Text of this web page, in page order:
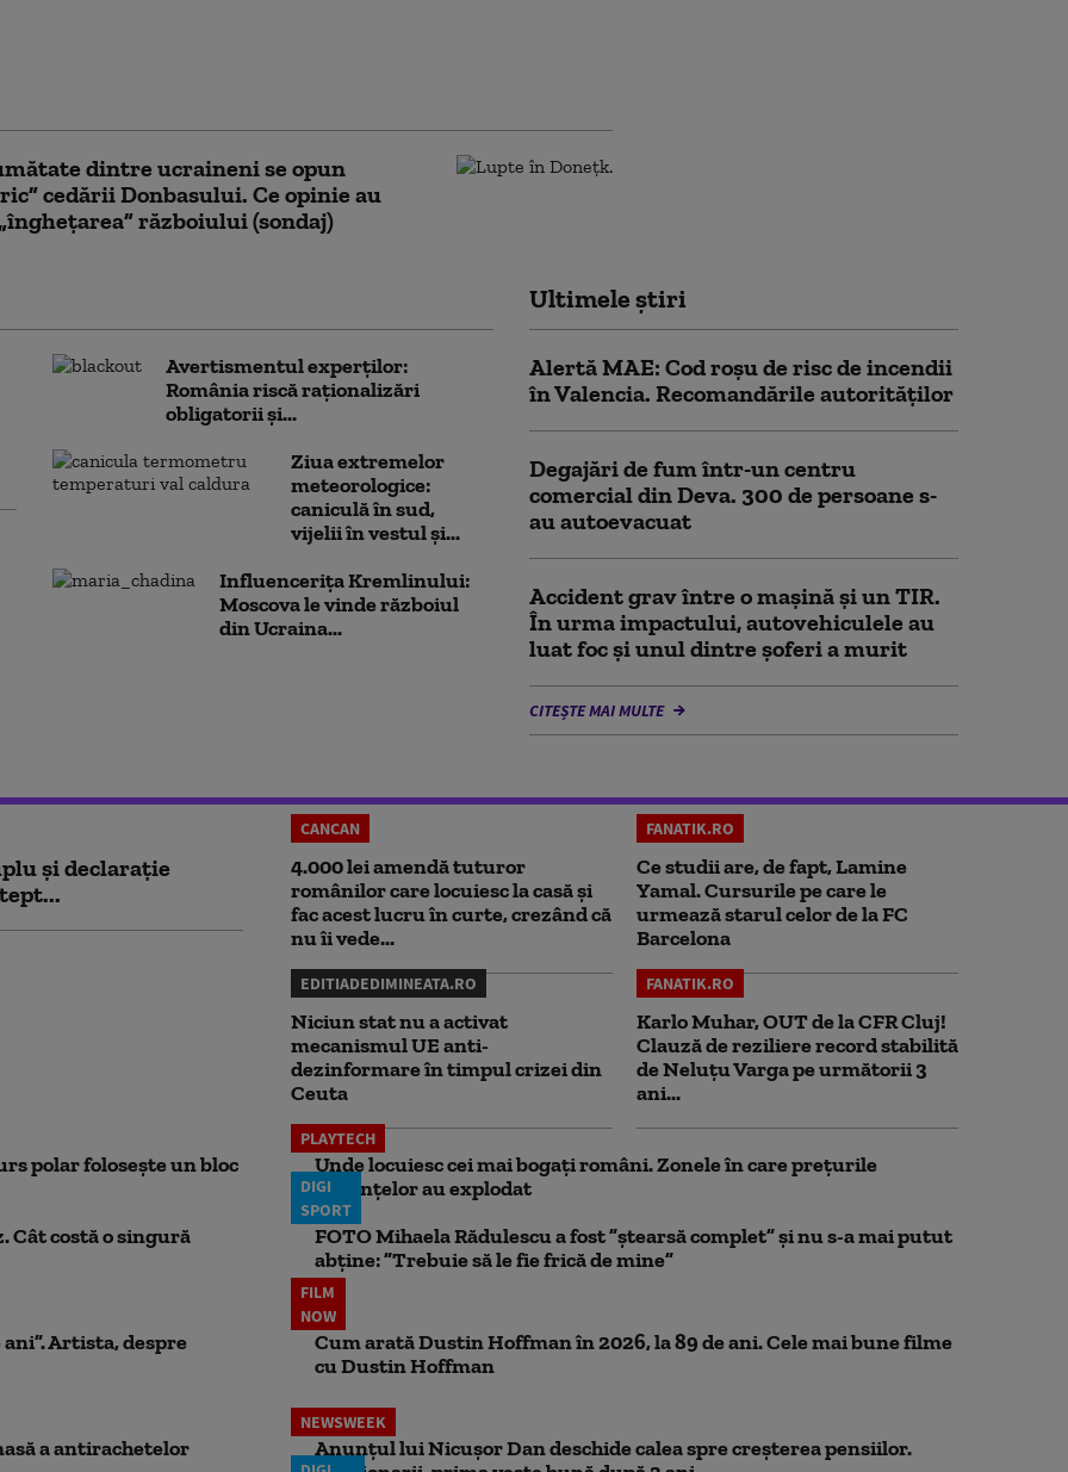
dintre ucraineni se opun
cedării Donbasului. Ce opinie au
războiului (sondaj)
Avertismentul experților:
România riscă raționalizări
obligatorii și...
Ziua extremelor
meteorologice:
caniculă în sud,
vijelii în vestul și...
Influencerița Kremlinului:
Moscova le vinde războiul
din Ucraina...
Ultimele știri
Alertă MAE: Cod roșu de risc de incendii
în Valencia. Recomandările autorităților
Degajări de fum într-un centru
comercial din Deva. 300 de persoane s-
au autoevacuat
Accident grav între o mașină și un TIR.
În urma impactului, autovehiculele au
luat foc și unul dintre șoferi a murit
CITEȘTE MAI MULTE
și declarație
CANCAN
4.000 lei amendă tuturor
românilor care locuiesc la casă și
fac acest lucru în curte, crezând că
nu îi vede...
FANATIK.RO
Ce studii are, de fapt, Lamine
Yamal. Cursurile pe care le
urmează starul celor de la FC
Barcelona
EDITIADEDIMINEATA.RO
Niciun stat nu a activat
mecanismul UE anti-
dezinformare în timpul crizei din
Ceuta
FANATIK.RO
Karlo Muhar, OUT de la CFR Cluj!
Clauză de reziliere record stabilită
de Neluțu Varga pe următorii 3
ani...
polar folosește un bloc
PLAYTECH
Unde locuiesc cei mai bogați români. Zonele în care prețurile
locuințelor au explodat
Cât costă o singură
DIGI
SPORT
FOTO Mihaela Rădulescu a fost ”ștearsă complet” și nu s-a mai putut
abține: ”Trebuie să le fie frică de mine”
Artista, despre
FILM
NOW
Cum arată Dustin Hoffman în 2026, la 89 de ani. Cele mai bune filme
cu Dustin Hoffman
a antirachetelor
NEWSWEEK
Anunțul lui Nicușor Dan deschide calea spre creșterea pensiilor.